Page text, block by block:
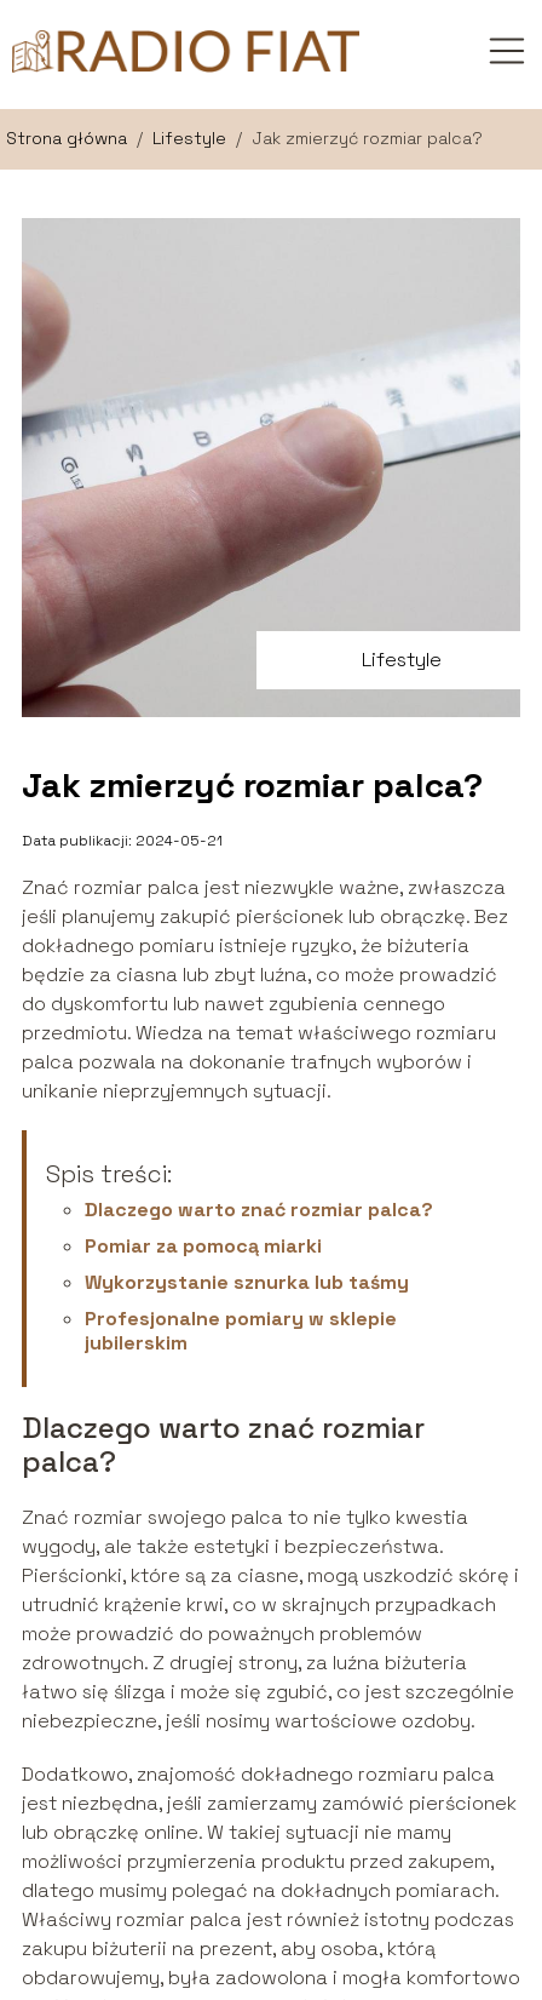
Strona główna / Lifestyle / Jak zmierzyć rozmiar palca?
Lifestyle
Jak zmierzyć rozmiar palca?
Data publikacji: 2024-05-21
Znać rozmiar palca jest niezwykle ważne, zwłaszcza
jeśli planujemy zakupić pierścionek lub obrączkę. Bez
dokładnego pomiaru istnieje ryzyko, że biżuteria
będzie za ciasna lub zbyt luźna, co może prowadzić
do dyskomfortu lub nawet zgubienia cennego
przedmiotu. Wiedza na temat właściwego rozmiaru
palca pozwala na dokonanie trafnych wyborów i
unikanie nieprzyjemnych sytuacji.
Spis treści:
Dlaczego warto znać rozmiar palca?
Pomiar za pomocą miarki
Wykorzystanie sznurka lub taśmy
Profesjonalne pomiary w sklepie
jubilerskim
Dlaczego warto znać rozmiar
palca?
Znać rozmiar swojego palca to nie tylko kwestia
wygody, ale także estetyki i bezpieczeństwa.
Pierścionki, które są za ciasne, mogą uszkodzić skórę i
utrudnić krążenie krwi, co w skrajnych przypadkach
może prowadzić do poważnych problemów
zdrowotnych. Z drugiej strony, za luźna biżuteria
łatwo się ślizga i może się zgubić, co jest szczególnie
niebezpieczne, jeśli nosimy wartościowe ozdoby.
Dodatkowo, znajomość dokładnego rozmiaru palca
jest niezbędna, jeśli zamierzamy zamówić pierścionek
lub obrączkę online. W takiej sytuacji nie mamy
możliwości przymierzenia produktu przed zakupem,
dlatego musimy polegać na dokładnych pomiarach.
Właściwy rozmiar palca jest również istotny podczas
zakupu biżuterii na prezent, aby osoba, którą
obdarowujemy, była zadowolona i mogła komfortowo